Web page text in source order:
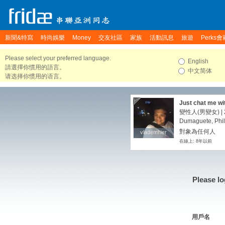
新聞&特寫 時尚娛樂 Money 交友社區 家族 活動訊息 旅遊 Perks會
Please select your preferred language.
請選擇你慣用的語言。
请选择你惯用的语言。
English
中文简体
vlademhier
vlademhier
Just chat me
shy,lets be
journey.
變性人(男變女) |
Dumaguete,
對象為任何人
在線上: 8年以前
Please
用戶名